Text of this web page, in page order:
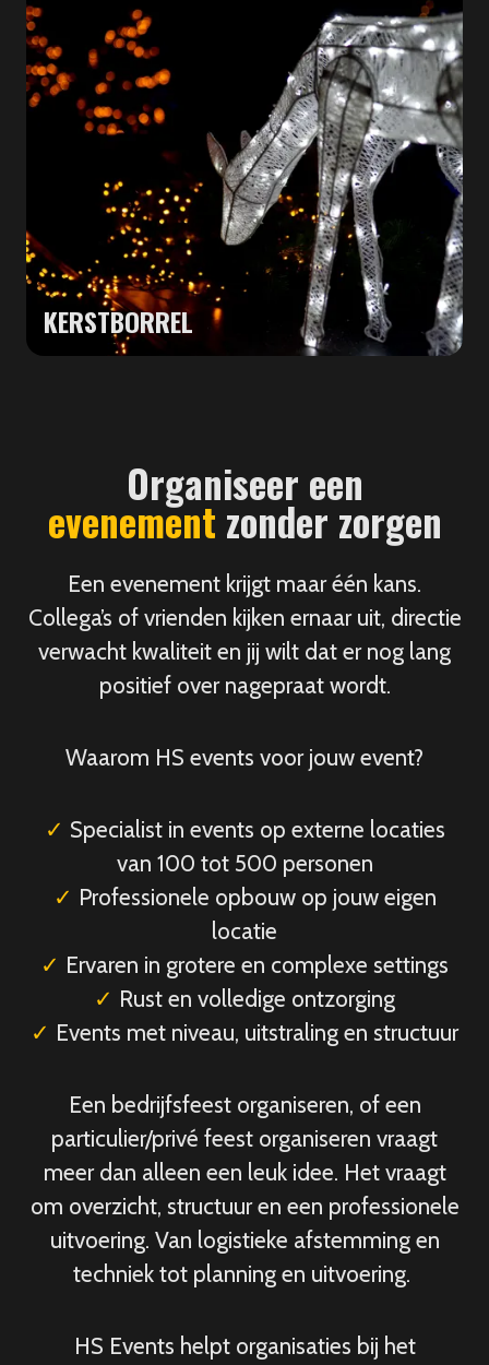
KERSTBORREL
Organiseer een
evenement zonder zorgen
Een evenement krijgt maar één kans.
Collega’s of vrienden kijken ernaar uit, directie
verwacht kwaliteit en jij wilt dat er nog lang
positief over nagepraat wordt.
Waarom HS events voor jouw event?
✓ Specialist in events op externe locaties
van 100 tot 500 personen
✓ Professionele opbouw op jouw eigen
locatie
✓ Ervaren in grotere en complexe settings
✓ Rust en volledige ontzorging
✓ Events met niveau, uitstraling en structuur
Een bedrijfsfeest organiseren, of een
particulier/privé feest organiseren vraagt
meer dan alleen een leuk idee. Het vraagt
om overzicht, structuur en een professionele
uitvoering. Van logistieke afstemming en
techniek tot planning en uitvoering.
HS Events helpt organisaties bij het